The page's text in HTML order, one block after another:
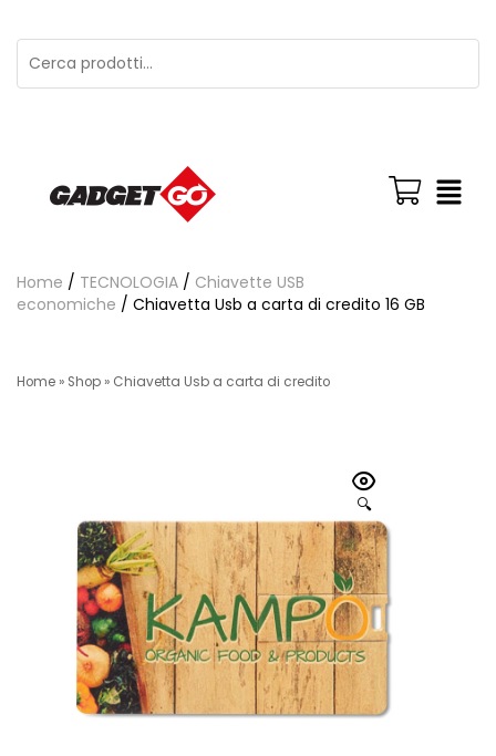
Home / TECNOLOGIA / Chiavette USB
economiche / Chiavetta Usb a carta di credito 16 GB
Home » Shop » Chiavetta Usb a carta di credito
🔍